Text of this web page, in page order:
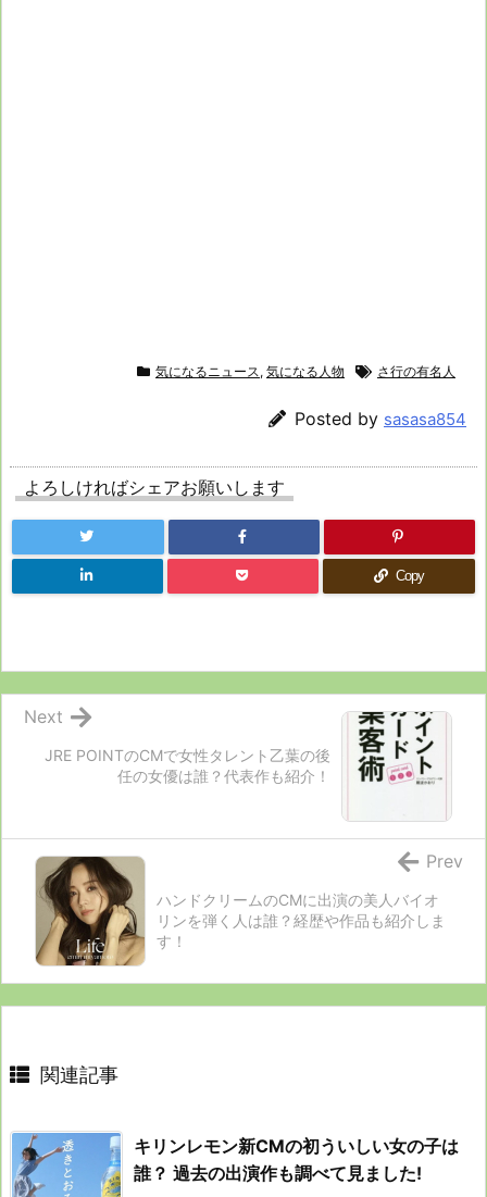
気になるニュース, 気になる人物 さ行の有名人
Posted by sasasa854
よろしければシェアお願いします
Copy
JRE POINTのCMで女性タレント乙葉の後
任の女優は誰？代表作も紹介！
Next
ハンドクリームのCMに出演の美人バイオ
リンを弾く人は誰？経歴や作品も紹介しま
す！
Prev
関連記事
キリンレモン新CMの初ういしい女の子は
誰？ 過去の出演作も調べて見ました!